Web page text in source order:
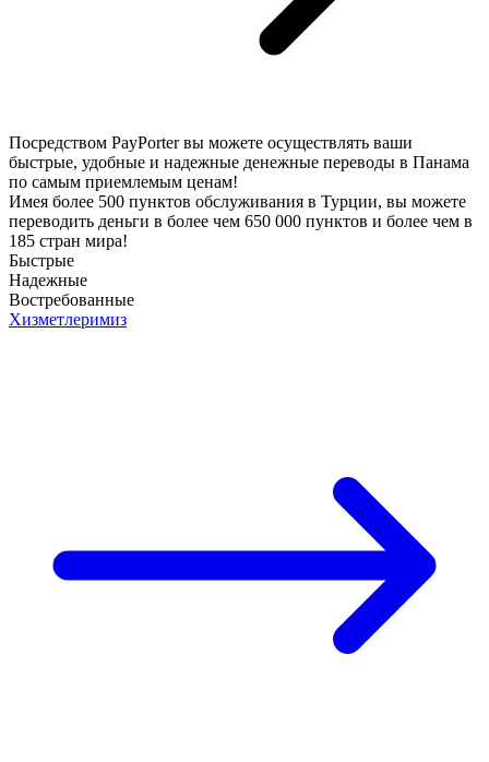
Посредством PayPorter вы можете осуществлять ваши
быстрые, удобные и надежные денежные переводы в Панама
по самым приемлемым ценам!
Имея более 500 пунктов обслуживания в Турции, вы можете
переводить деньги в более чем 650 000 пунктов и более чем в
185 стран мира!
Быстрые
Надежные
Востребованные
Хизметлеримиз